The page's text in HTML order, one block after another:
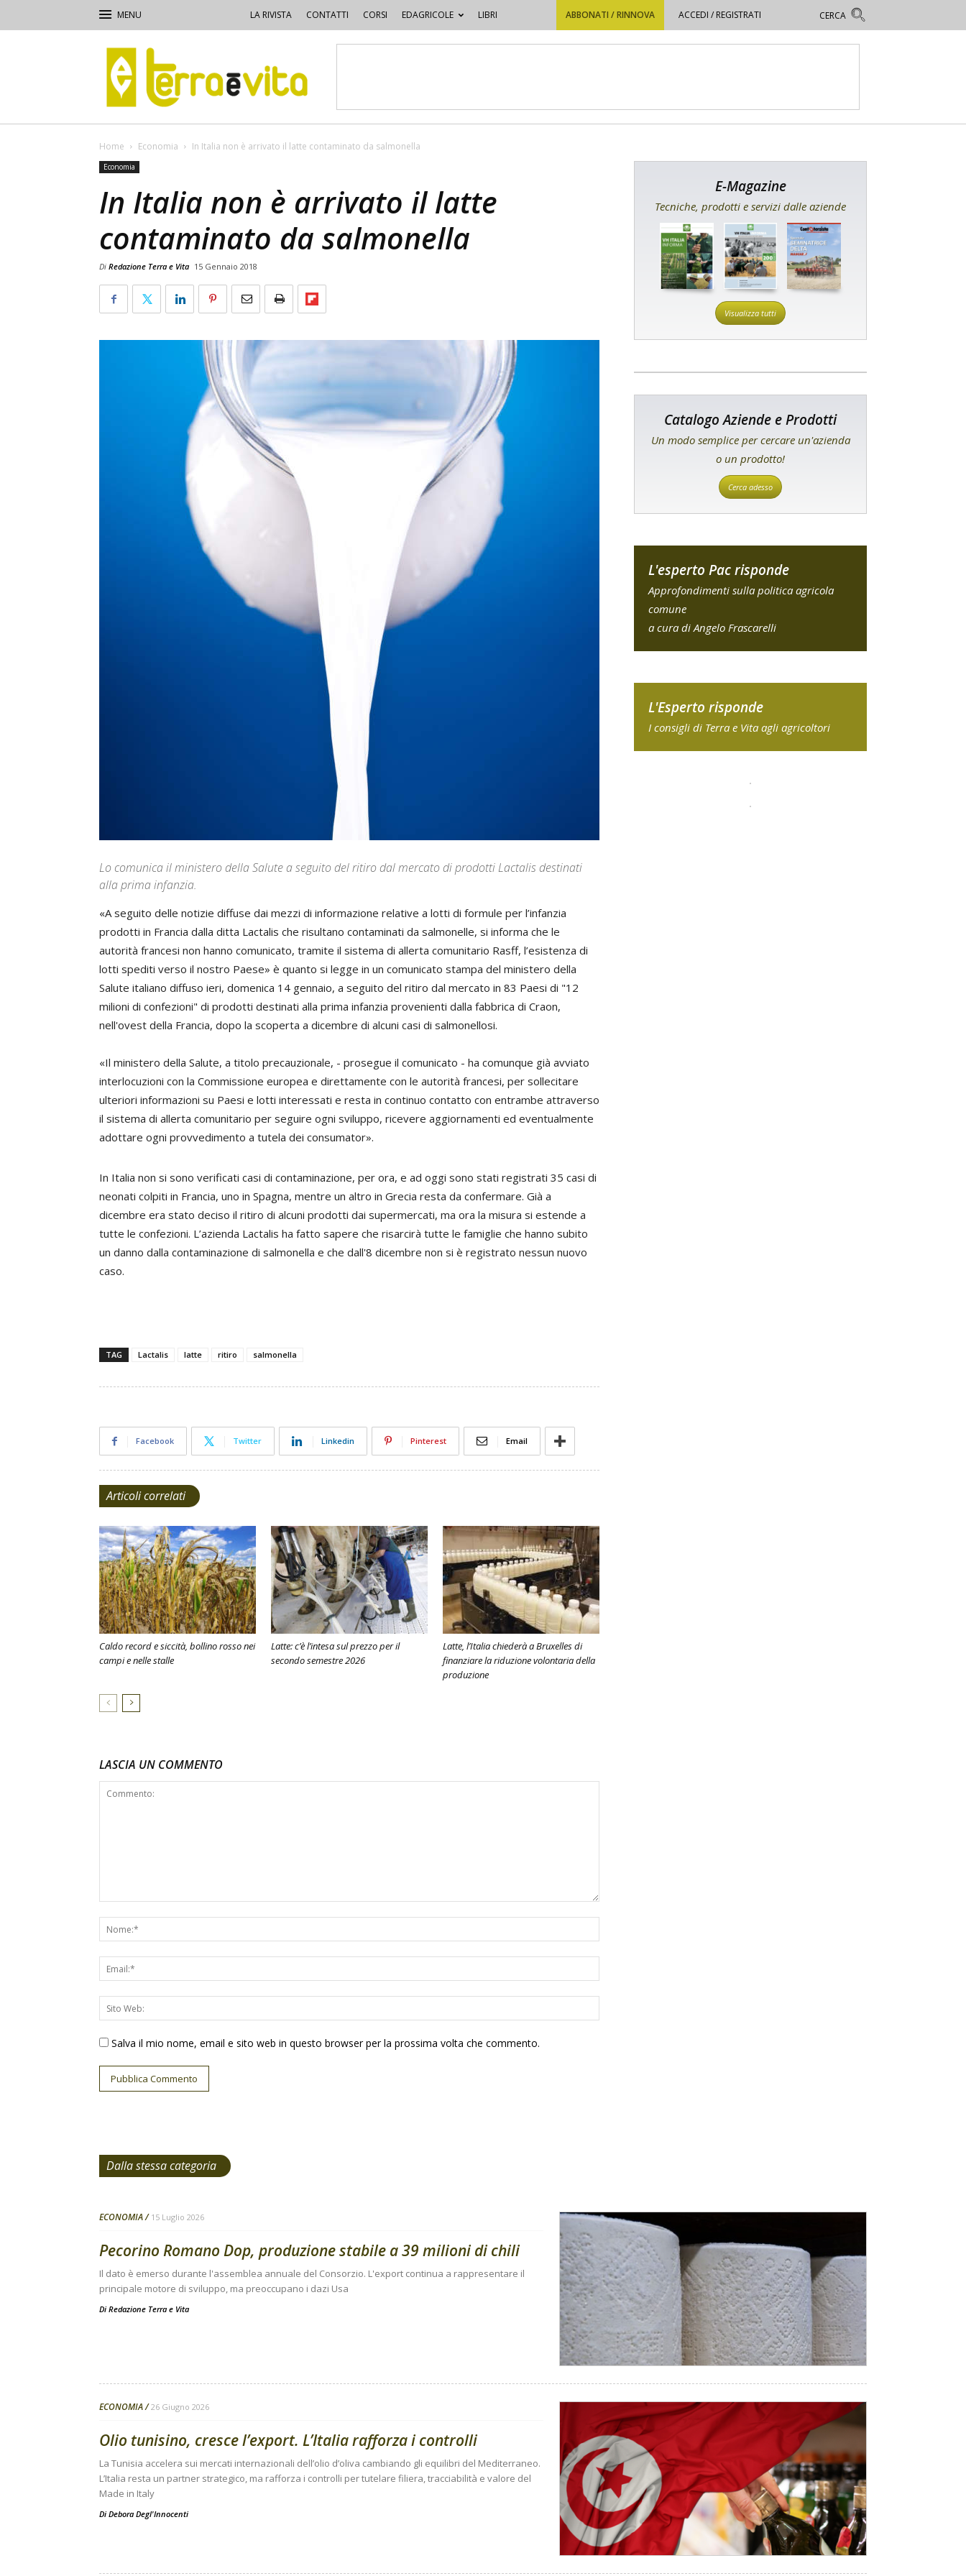
LA RIVISTA CONTATTI CORSI EDAGRICOLE LIBRI ABBONATI / RINNOVA ACCEDI / REGISTRATI
Terra
e
Vita
Home Economia In Italia non è arrivato il latte contaminato da salmonella
Economia
In Italia non è arrivato il latte
contaminato da salmonella
Di Redazione Terra e Vita 15 Gennaio 2018
Lo comunica il ministero della Salute a seguito del ritiro dal mercato di prodotti Lactalis destinati
alla prima infanzia.
«A seguito delle notizie diffuse dai mezzi di informazione relative a lotti di formule per l’infanzia
prodotti in Francia dalla ditta Lactalis che risultano contaminati da salmonelle, si informa che le
autorità francesi non hanno comunicato, tramite il sistema di allerta comunitario Rasff, l’esistenza di
lotti spediti verso il nostro Paese» è quanto si legge in un comunicato stampa del ministero della
Salute italiano diffuso ieri, domenica 14 gennaio, a seguito del ritiro dal mercato in 83 Paesi di "12
milioni di confezioni" di prodotti destinati alla prima infanzia provenienti dalla fabbrica di Craon,
nell'ovest della Francia, dopo la scoperta a dicembre di alcuni casi di salmonellosi.
«Il ministero della Salute, a titolo precauzionale, - prosegue il comunicato - ha comunque già avviato
interlocuzioni con la Commissione europea e direttamente con le autorità francesi, per sollecitare
ulteriori informazioni su Paesi e lotti interessati e resta in continuo contatto con entrambe attraverso
il sistema di allerta comunitario per seguire ogni sviluppo, ricevere aggiornamenti ed eventualmente
adottare ogni provvedimento a tutela dei consumator».
In Italia non si sono verificati casi di contaminazione, per ora, e ad oggi sono stati registrati 35 casi di
neonati colpiti in Francia, uno in Spagna, mentre un altro in Grecia resta da confermare. Già a
dicembre era stato deciso il ritiro di alcuni prodotti dai supermercati, ma ora la misura si estende a
tutte le confezioni. L’azienda Lactalis ha fatto sapere che risarcirà tutte le famiglie che hanno subito
un danno dalla contaminazione di salmonella e che dall'8 dicembre non si è registrato nessun nuovo
caso.
TAG Lactalis latte ritiro salmonella
Facebook Twitter Linkedin Pinterest Email
Articoli correlati
Caldo record e siccità, bollino rosso nei
campi e nelle stalle
Latte: c’è l’intesa sul prezzo per il
secondo semestre 2026
Latte, l’Italia chiederà a Bruxelles di
finanziare la riduzione volontaria della
produzione
LASCIA UN COMMENTO
Salva il mio nome, email e sito web in questo browser per la prossima volta che commento.
E-Magazine
Tecniche, prodotti e servizi dalle aziende
Visualizza tutti
Catalogo Aziende e Prodotti
Un modo semplice per cercare un'azienda
o un prodotto!
Cerca adesso
L'esperto Pac risponde
Approfondimenti sulla politica agricola
comune
a cura di Angelo Frascarelli
L'Esperto risponde
I consigli di Terra e Vita agli agricoltori
Dalla stessa categoria
ECONOMIA 15 Luglio 2026
Pecorino Romano Dop, produzione stabile a 39 milioni di chili
Il dato è emerso durante l'assemblea annuale del Consorzio. L'export continua a rappresentare il
principale motore di sviluppo, ma preoccupano i dazi Usa
Di Redazione Terra e Vita
ECONOMIA 26 Giugno 2026
Olio tunisino, cresce l’export. L’Italia rafforza i controlli
La Tunisia accelera sui mercati internazionali dell’olio d’oliva cambiando gli equilibri del Mediterraneo.
L’Italia resta un partner strategico, ma rafforza i controlli per tutelare filiera, tracciabilità e valore del
Made in Italy
Di Debora Degl'Innocenti